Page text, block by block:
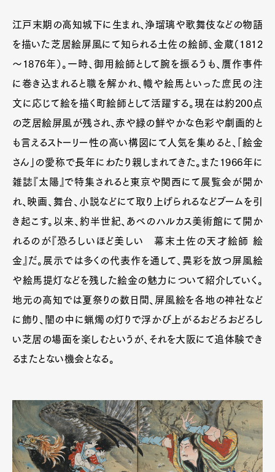
江戸末期の高知城下に生まれ、浄瑠璃や歌舞伎などの物語
を描いた芝居絵屏風にて知られる土佐の絵師、金蔵（1812
～1876年）。一時、御用絵師として腕を振るうも、贋作事件
に巻き込まれると職を解かれ、幟や絵馬といった庶民の注
文に応じて絵を描く町絵師として活躍する。現在は約200点
の芝居絵屏風が残され、赤や緑の鮮やかな色彩や劇画的と
も言えるストーリー性の高い構図にて人気を集めると、「絵金
さん」の愛称で長年にわたり親しまれてきた。また1966年に
雑誌『太陽』で特集されると東京や関西にて展覧会が開か
れ、映画、舞台、小説などにて取り上げられるなどブームを引
き起こす。以来、約半世紀、あべのハルカス美術館にて開か
れるのが『恐ろしいほど美しい 幕末土佐の天才絵師 絵
金』だ。展示では多くの代表作を通して、異彩を放つ屏風絵
や絵馬提灯などを残した絵金の魅力について紹介していく。
地元の高知では夏祭りの数日間、屏風絵を各地の神社など
に飾り、闇の中に蝋燭の灯りで浮かび上がるおどろおどろし
い芝居の場面を楽しむというが、それを大阪にて追体験でき
るまたとない機会となる。